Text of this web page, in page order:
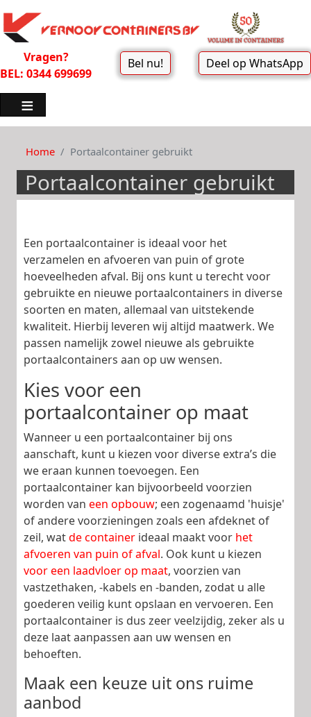
Vragen?
BEL: 0344 699699
Bel nu! Deel op WhatsApp
Home Portaalcontainer gebruikt
Portaalcontainer gebruikt
Een portaalcontainer is ideaal voor het
verzamelen en afvoeren van puin of grote
hoeveelheden afval. Bij ons kunt u terecht voor
gebruikte en nieuwe portaalcontainers in diverse
soorten en maten, allemaal van uitstekende
kwaliteit. Hierbij leveren wij altijd maatwerk. We
passen namelijk zowel nieuwe als gebruikte
portaalcontainers aan op uw wensen.
Kies voor een
portaalcontainer op maat
Wanneer u een portaalcontainer bij ons
aanschaft, kunt u kiezen voor diverse extra’s die
we eraan kunnen toevoegen. Een
portaalcontainer kan bijvoorbeeld voorzien
worden van een opbouw; een zogenaamd 'huisje'
of andere voorzieningen zoals een afdeknet of
zeil, watde container ideaal maakt voor het
afvoeren van puin of afval. Ook kunt u kiezen
voor een laadvloer op maat, voorzien van
vastzethaken, -kabels en -banden, zodat u alle
goederen veilig kunt opslaan en vervoeren. Een
portaalcontainer is dus zeer veelzijdig, zeker als u
deze laat aanpassen aan uw wensen en
behoeften.
Maak een keuze uit ons ruime
aanbod